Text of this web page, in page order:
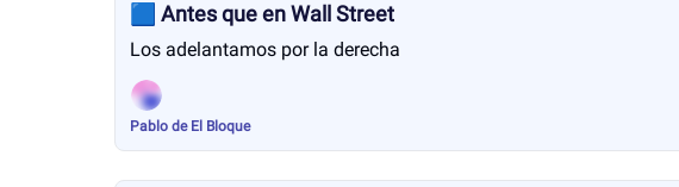
🟦 Antes que en Wall Street
Los adelantamos por la derecha
Pablo de El Bloque